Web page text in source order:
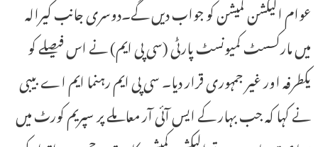
عوام الیکشن کمیشن کو جواب دیں گے۔دوسری جانب کیرالہ
میں مارکسسٹ کمیونسٹ پارٹی (سی پی ایم) نے اس فیصلے کو
یکطرفہ اور غیر جمہوری قرار دیا۔ سی پی ایم رہنما ایم اے بیبی
نے کہا کہ جب بہار کے ایس آئی آر معاملے پر سپریم کورٹ میں